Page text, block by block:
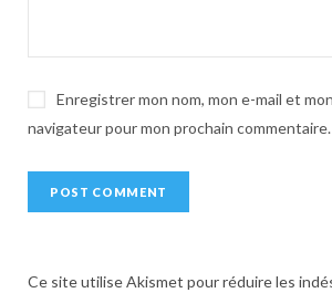
Enregistrer mon nom, mon e-mail et
navigateur pour mon prochain commentaire.
Ce site utilise Akismet pour réduire les